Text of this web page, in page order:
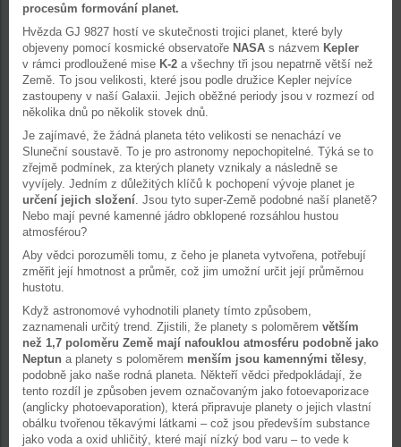
procesům formování planet.
Hvězda GJ 9827 hostí ve skutečnosti trojici planet, které byly
objeveny pomocí kosmické observatoře NASA s názvem Kepler
v rámci prodloužené mise K-2 a všechny tři jsou nepatrně větší než
Země. To jsou velikosti, které jsou podle družice Kepler nejvíce
zastoupeny v naší Galaxii. Jejich oběžné periody jsou v rozmezí od
několika dnů po několik stovek dnů.
Je zajímavé, že žádná planeta této velikosti se nenachází ve
Sluneční soustavě. To je pro astronomy nepochopitelné. Týká se to
zřejmě podmínek, za kterých planety vznikaly a následně se
vyvíjely. Jedním z důležitých klíčů k pochopení vývoje planet je
určení jejich složení. Jsou tyto super-Země podobné naší planetě?
Nebo mají pevné kamenné jádro obklopené rozsáhlou hustou
atmosférou?
Aby vědci porozuměli tomu, z čeho je planeta vytvořena, potřebují
změřit její hmotnost a průměr, což jim umožní určit její průměrnou
hustotu.
Když astronomové vyhodnotili planety tímto způsobem,
zaznamenali určitý trend. Zjistili, že planety s poloměrem větším
než 1,7 poloměru Země mají nafouklou atmosféru podobně jako
Neptun a planety s poloměrem menším jsou kamennými tělesy,
podobně jako naše rodná planeta. Někteří vědci předpokládají, že
tento rozdíl je způsoben jevem označovaným jako fotoevaporizace
(anglicky photoevaporation), která připravuje planety o jejich vlastní
obálku tvořenou těkavými látkami – což jsou především substance
jako voda a oxid uhličitý, které mají nízký bod varu – to vede k